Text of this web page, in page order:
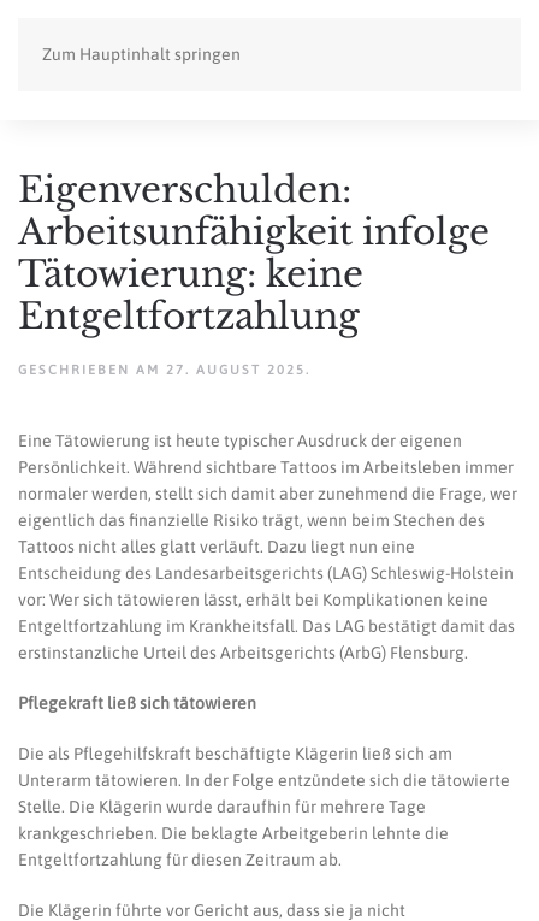
Zum Hauptinhalt springen
Eigenverschulden:
Arbeitsunfähigkeit infolge
Tätowierung: keine
Entgeltfortzahlung
GESCHRIEBEN AM 27. AUGUST 2025 .
Eine Tätowierung ist heute typischer Ausdruck der eigenen
Persönlichkeit. Während sichtbare Tattoos im Arbeitsleben immer
normaler werden, stellt sich damit aber zunehmend die Frage, wer
eigentlich das finanzielle Risiko trägt, wenn beim Stechen des
Tattoos nicht alles glatt verläuft. Dazu liegt nun eine
Entscheidung des Landesarbeitsgerichts (LAG) Schleswig-Holstein
vor: Wer sich tätowieren lässt, erhält bei Komplikationen keine
Entgeltfortzahlung im Krankheitsfall. Das LAG bestätigt damit das
erstinstanzliche Urteil des Arbeitsgerichts (ArbG) Flensburg.
Pflegekraft ließ sich tätowieren
Die als Pflegehilfskraft beschäftigte Klägerin ließ sich am
Unterarm tätowieren. In der Folge entzündete sich die tätowierte
Stelle. Die Klägerin wurde daraufhin für mehrere Tage
krankgeschrieben. Die beklagte Arbeitgeberin lehnte die
Entgeltfortzahlung für diesen Zeitraum ab.
Die Klägerin führte vor Gericht aus, dass sie ja nicht